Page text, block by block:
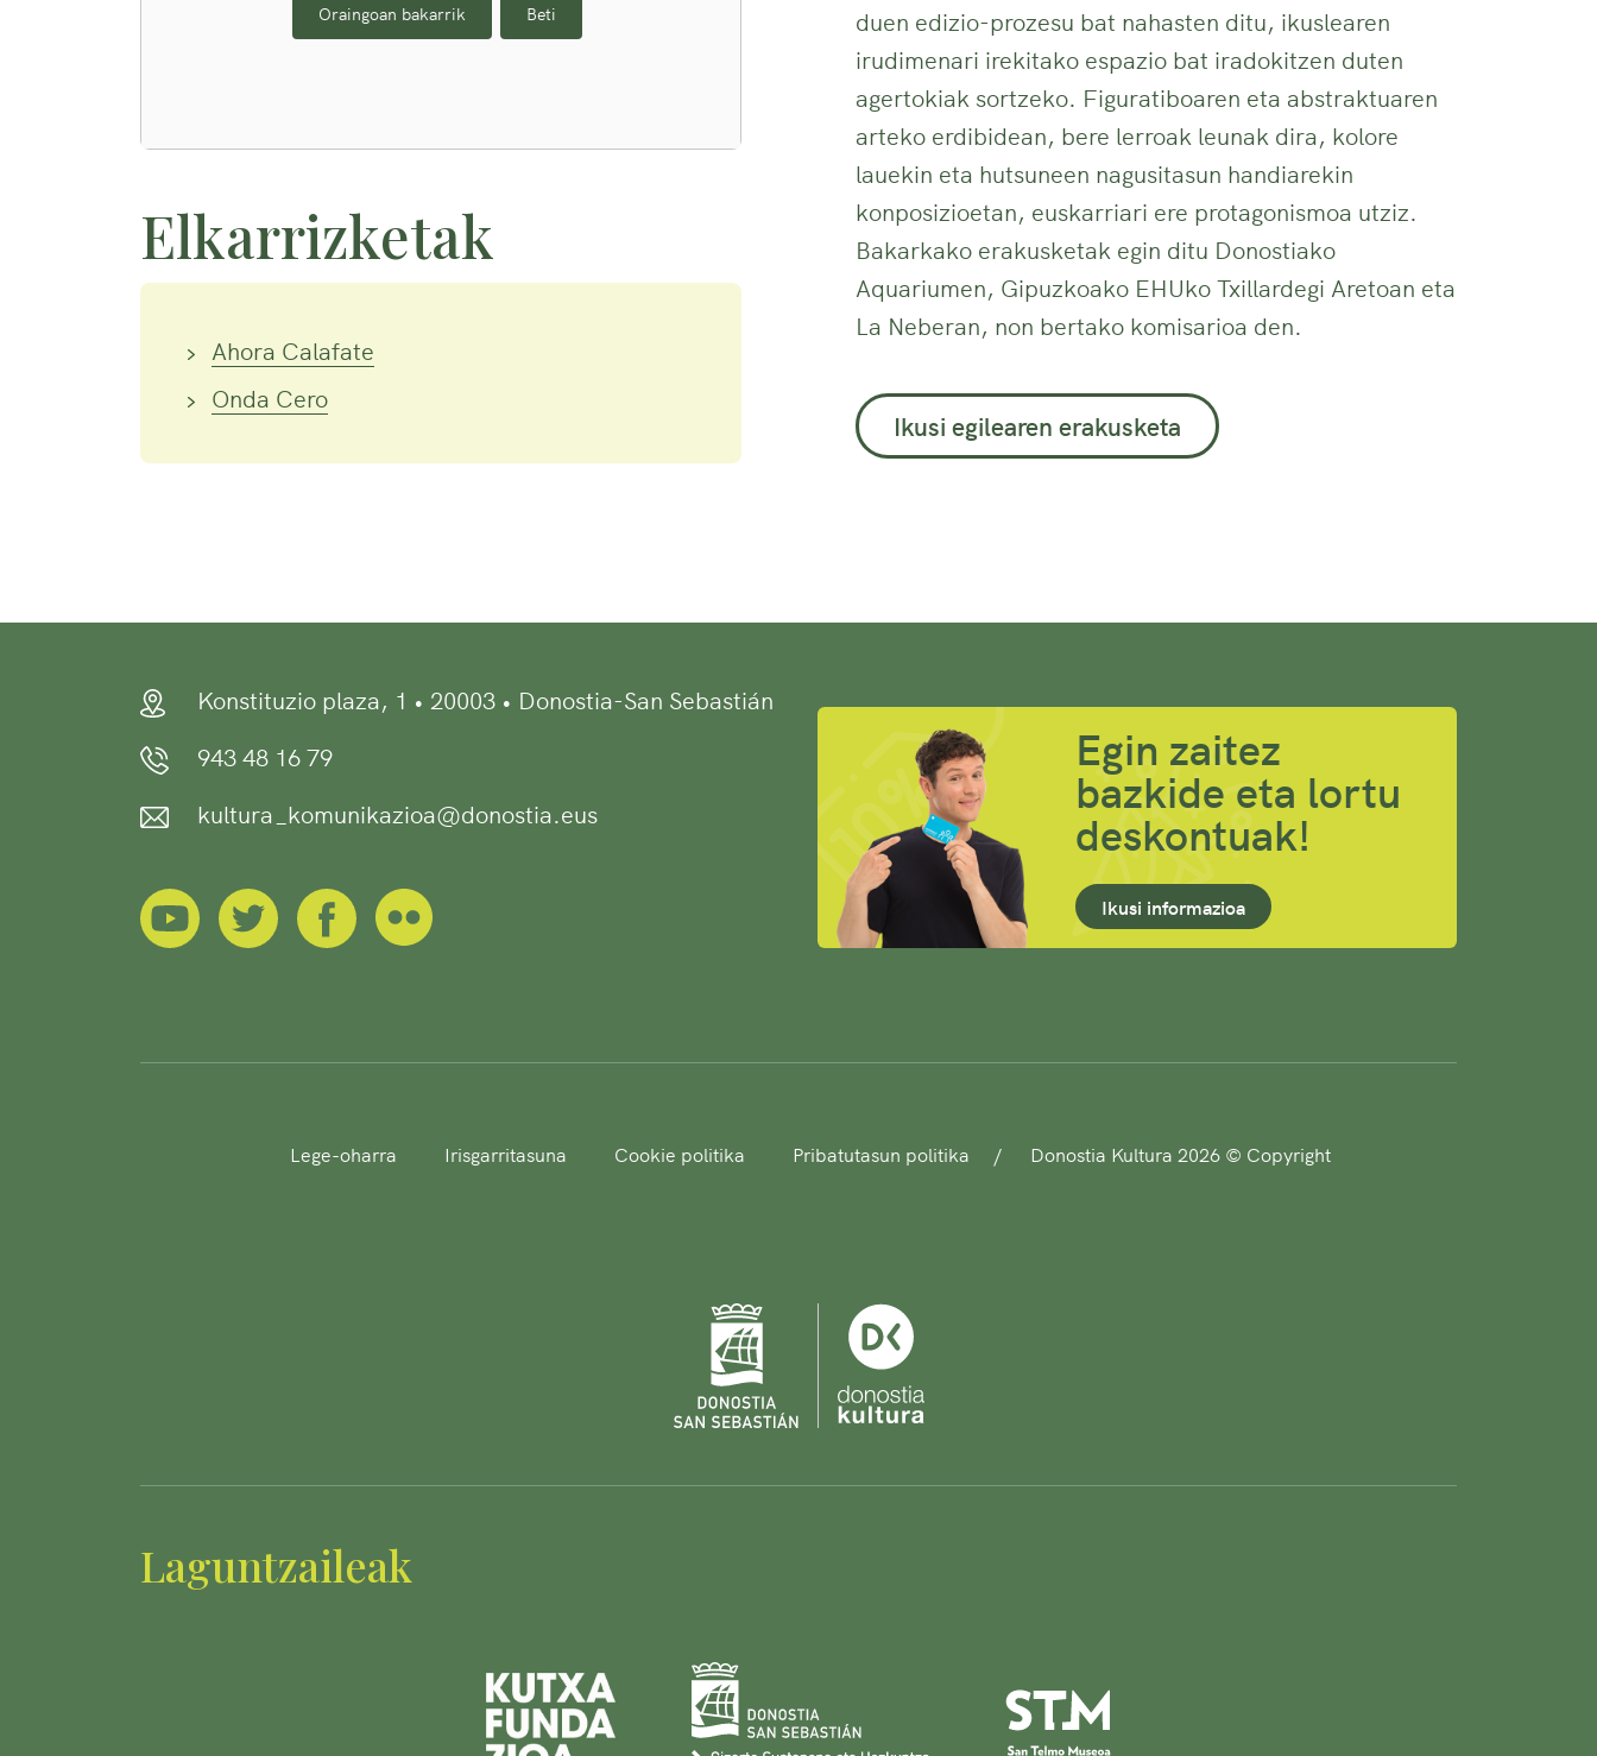
duen edizio-prozesu bat nahasten ditu, ikuslearen
irudimenari irekitako espazio bat iradokitzen duten
agertokiak sortzeko. Figuratiboaren eta abstraktuaren
arteko erdibidean, bere lerroak leunak dira, kolore
lauekin eta hutsuneen nagusitasun handiarekin
konposizioetan, euskarriari ere protagonismoa utziz.
Bakarkako erakusketak egin ditu Donostiako
Aquariumen, Gipuzkoako EHUko Txillardegi Aretoan eta
La Neberan, non bertako komisarioa den.
Ikusi egilearen erakusketa
Oraingoan bakarrik Beti
Elkarrizketak
Ahora Calafate
Onda Cero
Konstituzio plaza, 1 • 20003 • Donostia-San Sebastián
943 48 16 79
kultura_komunikazioa@donostia.eus
Egin zaitez
bazkide eta lortu
deskontuak!
Ikusi informazioa
Lege-oharra Irisgarritasuna Cookie politika Pribatutasun politika Donostia Kultura 2026 © Copyright
Laguntzaileak